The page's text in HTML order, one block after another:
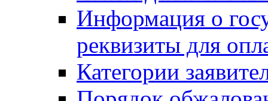
Информация о
реквизиты для
Категории